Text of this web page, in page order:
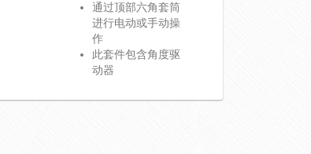
通过顶部六角套筒
进行电动或手动操
作
此套件包含角度驱
动器